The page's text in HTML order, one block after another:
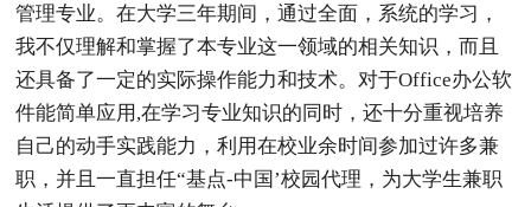
管理专业。在大学三年期间，通过全面，系统的学习，
我不仅理解和掌握了本专业这一领域的相关知识，而且
还具备了一定的实际操作能力和技术。对于Office办公软
件能简单应用,在学习专业知识的同时，还十分重视培养
自己的动手实践能力，利用在校业余时间参加过许多兼
职，并且一直担任“基点-中国’校园代理，为大学生兼职